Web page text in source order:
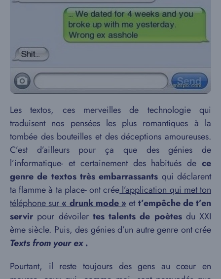
Les textos, ces merveilles de technologie qui
traduisent nos pensées les plus romantiques à la
tombée des bouteilles et des déceptions amoureuses.
C’est d’ailleurs pour ça que des génies de
l’informatique- et certainement des habitués de ce
genre de textos très embarrassants qui déclarent
ta flamme à ta place- ont crée l’application qui met ton
téléphone sur« drunk mode » ett’empêche de t’en
servir pour dévoilertes talents de poètesdu XXI
ème siècle. Puis, des génies d’un autre genre ont crée
Texts from your ex .
Pourtant, il reste toujours des gens au cœur en